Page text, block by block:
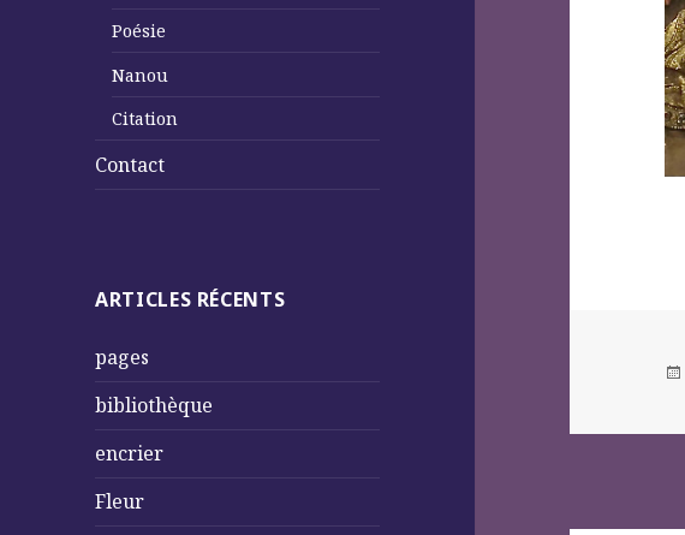
Poésie
Nanou
Citation
Contact
ARTICLES RÉCENTS
pages
bibliothèque
encrier
Fleur